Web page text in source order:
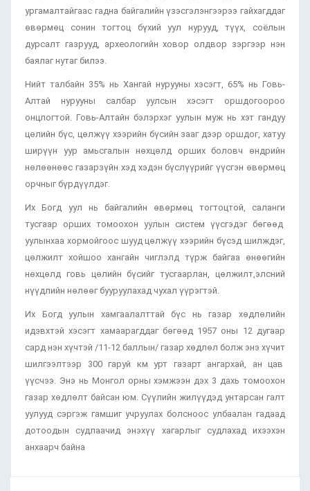
ургамалтайгаас гадна байгалийн үзэсгэлэнгээрээ гайхагддаг
өвөрмөц сонин тогтоц бүхий уул нурууд, түүх, соёлын
дурсалт газрууд, археологийн ховор олдвор зэргээр нэн
баялаг нутаг билээ.
Нийт талбайн 35% нь Хангай нурууны хэсэгт, 65% нь Говь-
Алтай нурууны салбар уулсын хэсэгт оршдогоороо
онцлогтой. Говь-Алтайн бэлэрхэг уулын муж нь хэт гандуу
цөлийн бүс, цөлжүү хээрийн бүсийн зааг дээр оршдог, хатуу
ширүүн уур амьсгалын нөхцөлд орших боловч өндрийн
нөлөөнөөс газарзүйн хэд хэдэн бүслүүрийг үүсгэн өвөрмөц
орчныг бүрдүүлдэг.
Их Богд уул нь байгалийн өвөрмөц тогтоцтой, саланги
тусгаар орших томоохон уулын систем үүсгэдэг бөгөөд
уулынхаа хормойгоос шууд цөлжүү хээрийн бүсэд шилждэг,
цөлжилт хойшоо хангайн чиглэлд түрж байгаа өнөөгийн
нөхцөлд говь цөлийн бүсийг тусгаарлан, цөлжилт,элсний
нүүдлийн нөлөөг бууруулахад чухал үүрэгтэй.
Их Богд уулын хамгаалалттай бүс нь газар хөдлөлийн
идэвхтэй хэсэгт хамаарагддаг бөгөөд 1957 оны 12 дугаар
сард нэн хүчтэй /11-12 баллын/ газар хөдлөл болж энэ хүчит
шилгээлтээр 300 гаруй км урт газарт ангархай, ан цав
үүсчээ. Энэ нь Монгол орны хэмжээн дэх 3 дахь томоохон
газар хөдлөлт байсан юм. Сүүлийн жилүүдэд унтарсан галт
уулууд сэргэж гамшиг учруулах болсноос улбаалан гадаад
дотоодын судлаачид энэхүү хагарлыг судлахад ихээхэн
анхаарч байна